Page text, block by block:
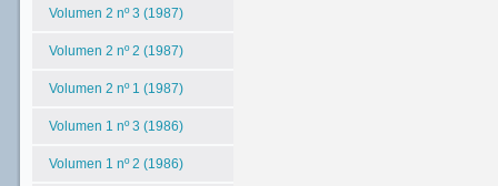
Volumen 2 nº 3 (1987)
Volumen 2 nº 2 (1987)
Volumen 2 nº 1 (1987)
Volumen 1 nº 3 (1986)
Volumen 1 nº 2 (1986)